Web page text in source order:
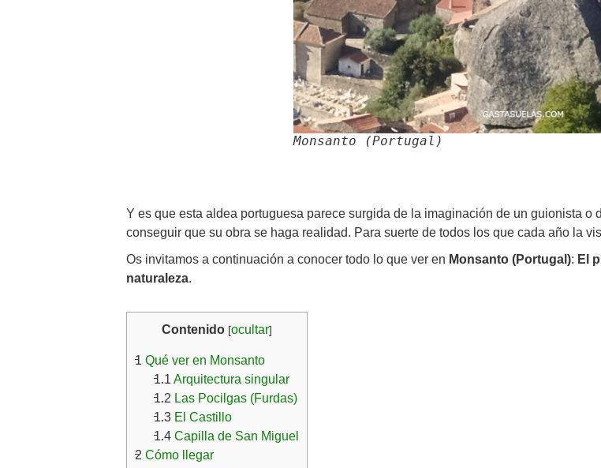
Monsanto (Portugal)
Y es que esta aldea portuguesa parece surgida de la imaginación de un guionista o
conseguir que su obra se haga realidad. Para suerte de todos los que cada año la
Os invitamos a continuación a conocer todo lo que ver en Monsanto (Portugal): El
naturaleza.
Contenido [ocultar]
1 Qué ver en Monsanto
1.1 Arquitectura singular
1.2 Las Pocilgas (Furdas)
1.3 El Castillo
1.4 Capilla de San Miguel
2 Cómo llegar